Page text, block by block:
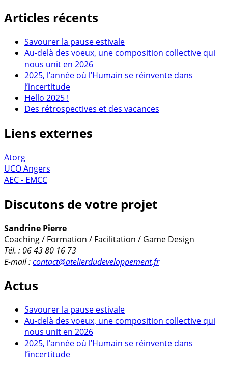
Articles récents
Savourer la pause estivale
Au-delà des voeux, une composition collective qui
nous unit en 2026
2025, l’année où l’Humain se réinvente dans
l’incertitude
Hello 2025 !
Des rétrospectives et des vacances
Liens externes
Atorg
UCO Angers
AEC - EMCC
Discutons de votre projet
Sandrine Pierre
Coaching / Formation / Facilitation / Game Design
Tél. : 06 43 80 16 73
E-mail :contact@atelierdudeveloppement.fr
Actus
Savourer la pause estivale
Au-delà des voeux, une composition collective qui
nous unit en 2026
2025, l’année où l’Humain se réinvente dans
l’incertitude